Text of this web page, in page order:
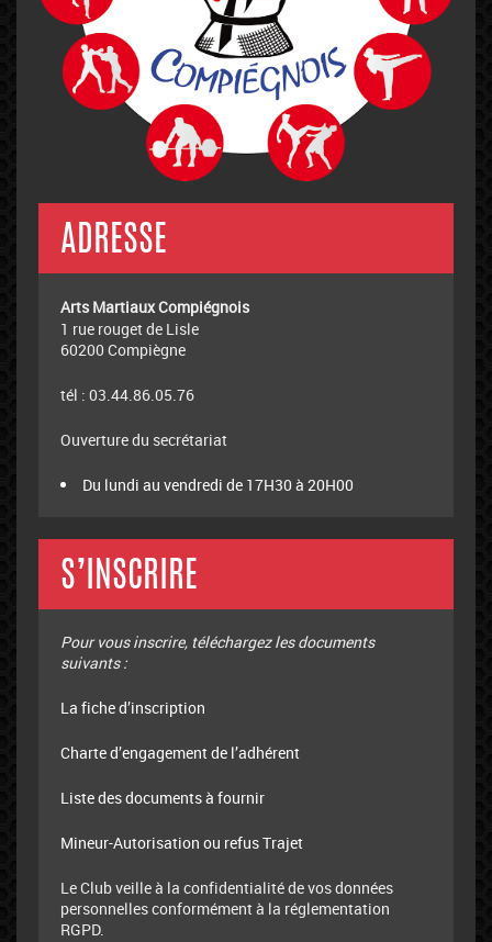
ADRESSE
Arts Martiaux Compiégnois
1 rue rouget de Lisle
60200 Compiègne
tél : 03.44.86.05.76
Ouverture du secrétariat
Du lundi au vendredi de 17H30 à 20H00
S’INSCRIRE
Pour vous inscrire, téléchargez les documents
suivants :
La fiche d’inscription
Charte d’engagement de l’adhérent
Liste des documents à fournir
Mineur-Autorisation ou refus Trajet
Le Club veille à la confidentialité de vos données
personnelles conformément à la réglementation
RGPD.